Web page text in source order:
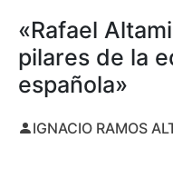
«Rafael
pilares de la
española»
IGNACIO RAMOS